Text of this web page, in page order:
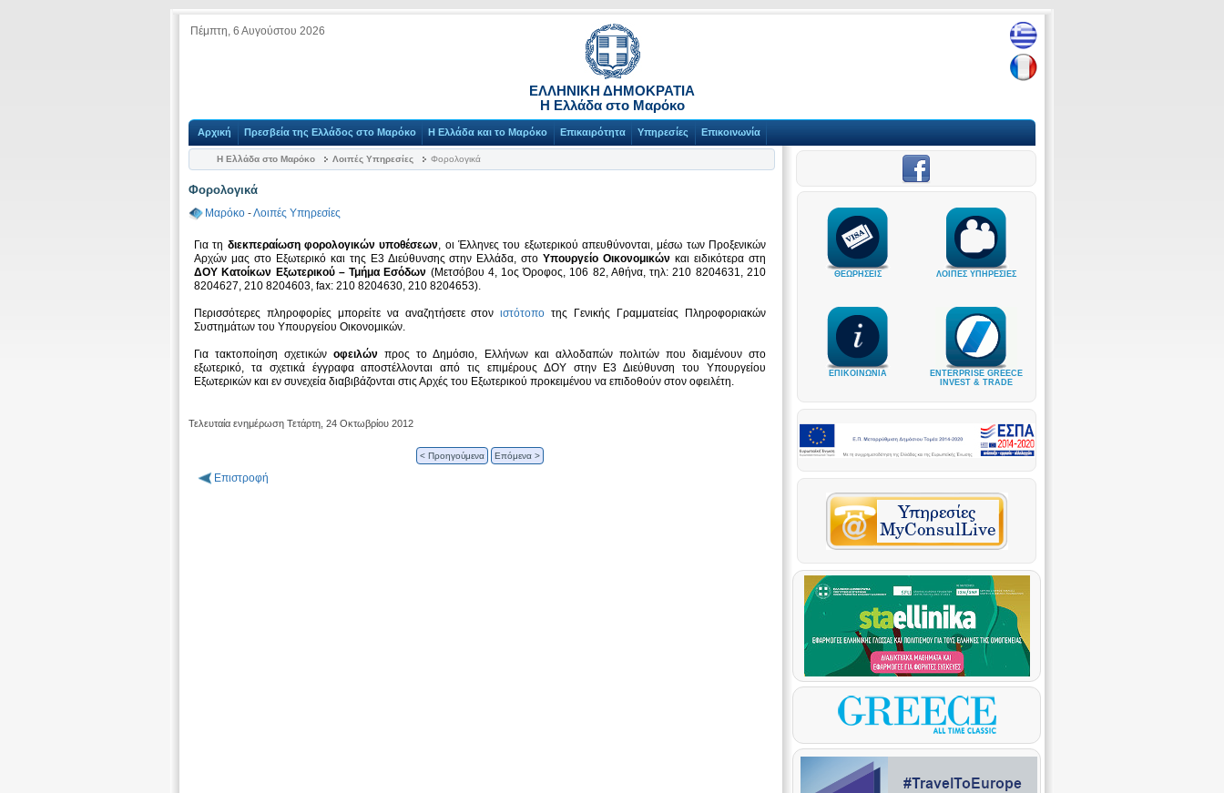
Πέμπτη, 6 Αυγούστου 2026
ΕΛΛΗΝΙΚΗ ΔΗΜΟΚΡΑΤΙΑ
Η Ελλάδα στο Μαρόκο
Αρχική Πρεσβεία της Ελλάδος στο Μαρόκο Η Ελλάδα και το Μαρόκο Επικαιρότητα Υπηρεσίες Επικοινωνία
Η Ελλάδα στο Μαρόκο Λοιπές Υπηρεσίες Φορολογικά
Φορολογικά
Μαρόκο -Λοιπές Υπηρεσίες
Για τη διεκπεραίωση φορολογικών υποθέσεων, οι Έλληνες του εξωτερικού απευθύνονται, μέσω των Προξενικών
Αρχών μας στο Εξωτερικό και της Ε3 Διεύθυνσης στην Ελλάδα, στοΥπουργείο Οικονομικών και ειδικότερα στη
ΔΟΥ Κατοίκων Εξωτερικού – Τμήμα Εσόδων (Μετσόβου 4, 1ος Όροφος, 106 82, Αθήνα, τηλ: 210 8204631, 210
8204627, 210 8204603, fax: 210 8204630, 210 8204653).
Περισσότερες πληροφορίες μπορείτε να αναζητήσετε στονιστότοπο της Γενικής Γραμματείας Πληροφοριακών
Συστημάτων του Υπουργείου Οικονομικών.
Για τακτοποίηση σχετικώνοφειλών προς το Δημόσιο, Ελλήνων και αλλοδαπών πολιτών που διαμένουν στο
εξωτερικό, τα σχετικά έγγραφα αποστέλλονται από τις επιμέρους ΔΟΥ στην Ε3 Διεύθυνση του Υπουργείου
Εξωτερικών και εν συνεχεία διαβιβάζονται στις Αρχές του Εξωτερικού προκειμένου να επιδοθούν στον οφειλέτη.
Τελευταία ενημέρωση Τετάρτη, 24 Οκτωβρίου 2012
< Προηγούμενα Επόμενα >
Επιστροφή
ΘΕΩΡΗΣΕΙΣ ΛΟΙΠΕΣ ΥΠΗΡΕΣΙΕΣ
ΕΠΙΚΟΙΝΩΝΙΑ
ENTERPRISE GREECE
INVEST & TRADE